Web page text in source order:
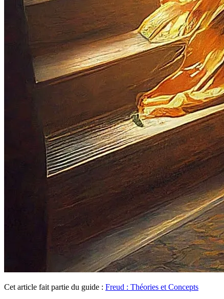
Cet article fait partie du guide : Freud : Théories et Concepts